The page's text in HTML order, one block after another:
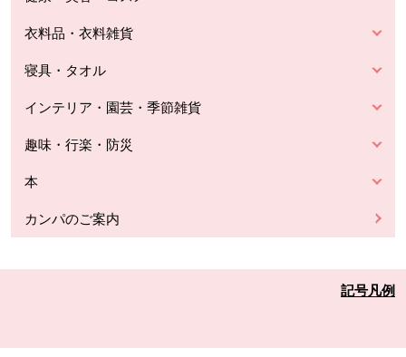
衣料品・衣料雑貨
寝具・タオル
インテリア・園芸・季節雑貨
趣味・行楽・防災
本
カンパのご案内
記号凡例